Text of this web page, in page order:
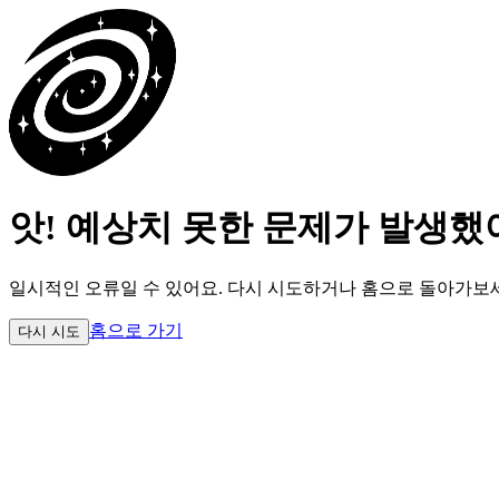
앗! 예상치 못한 문제가 발생했
일시적인 오류일 수 있어요. 다시 시도하거나 홈으로 돌아가보
다시 시도 홈으로 가기